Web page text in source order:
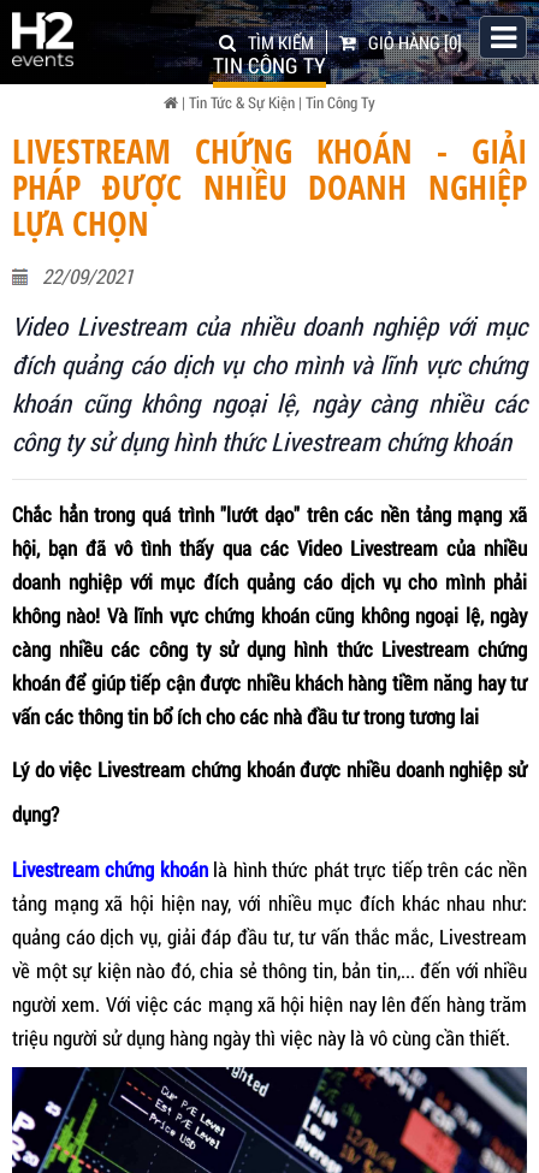
GIỎ HÀNG[0]
TÌM KIẾM
TIN CÔNG TY
| Tin Tức & Sự Kiện | Tin Công Ty
LIVESTREAM CHỨNG KHOÁN - GIẢI
PHÁP ĐƯỢC NHIỀU DOANH NGHIỆP
LỰA CHỌN
22/09/2021
Video Livestream của nhiều doanh nghiệp với mục
đích quảng cáo dịch vụ cho mình và lĩnh vực chứng
khoán cũng không ngoại lệ, ngày càng nhiều các
công ty sử dụng hình thức Livestream chứng khoán
Chắc hẳn trong quá trình "lướt dạo" trên các nền tảng mạng xã
hội, bạn đã vô tình thấy qua các Video Livestream của nhiều
doanh nghiệp với mục đích quảng cáo dịch vụ cho mình phải
không nào! Và lĩnh vực chứng khoán cũng không ngoại lệ, ngày
càng nhiều các công ty sử dụng hình thức Livestream chứng
khoán để giúp tiếp cận được nhiều khách hàng tiềm năng hay tư
vấn các thông tin bổ ích cho các nhà đầu tư trong tương lai
Lý do việc Livestream chứng khoán được nhiều doanh nghiệp sử
dụng?
Livestream chứng khoánlà hình thức phát trực tiếp trên các nền
tảng mạng xã hội hiện nay, với nhiều mục đích khác nhau như:
quảng cáo dịch vụ, giải đáp đầu tư, tư vấn thắc mắc, Livestream
về một sự kiện nào đó, chia sẻ thông tin, bản tin,... đến với nhiều
người xem. Với việc các mạng xã hội hiện nay lên đến hàng trăm
triệu người sử dụng hàng ngày thì việc này là vô cùng cần thiết.